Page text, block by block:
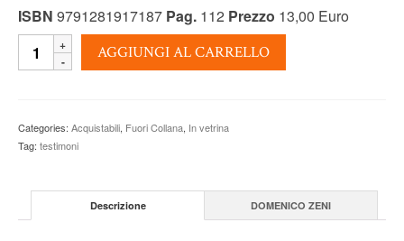
ISBN 9791281917187 Pag. 112 Prezzo 13,00 Euro
GIOVANI
SMARRITI
quantity
AGGIUNGI AL CARRELLO
Categories: Acquistabili, Fuori Collana, In vetrina
Tag: testimoni
Descrizione DOMENICO ZENI